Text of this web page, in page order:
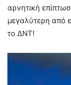
αρνητική
μεγαλύτερη από
το ΔΝΤ!